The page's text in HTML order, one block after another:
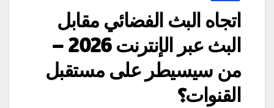
اتجاه البث الفضائي مقابل
البث عبر الإنترنت 2026 –
من سيسيطر على مستقبل
القنوات؟